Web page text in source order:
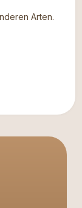
Arten.